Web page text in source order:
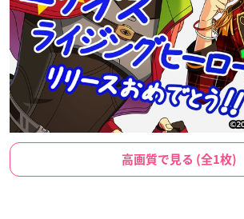
高画質で見る (全1枚)